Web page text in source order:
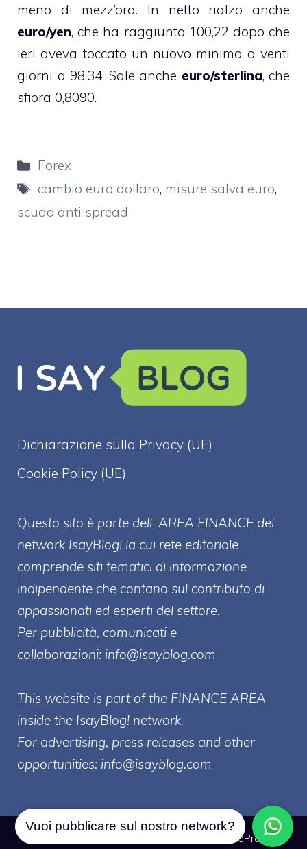
meno di mezz’ora. In netto rialzo anche
euro/yen, che ha raggiunto 100,22 dopo che
ieri aveva toccato un nuovo minimo a venti
giorni a 98,34. Sale anche euro/sterlina, che
sfiora 0,8090.
Categorie
Forex
Tag
cambio euro dollaro, misure salva euro,
scudo anti spread
Dichiarazione sulla Privacy (UE)
Cookie Policy (UE)
Questo sito è parte dell' AREA FINANCE del
network IsayBlog! la cui rete editoriale
comprende siti tematici di informazione
indipendente che contano sul contributo di
appassionati ed esperti del settore.
Per pubblicità, comunicati e
collaborazioni: info@isayblog.com
This website is part of the FINANCE AREA
inside the IsayBlog! network.
For advertising, press releases and other
opportunities: info@isayblog.com
GeneratePress
Vuoi pubblicare sul nostro network?